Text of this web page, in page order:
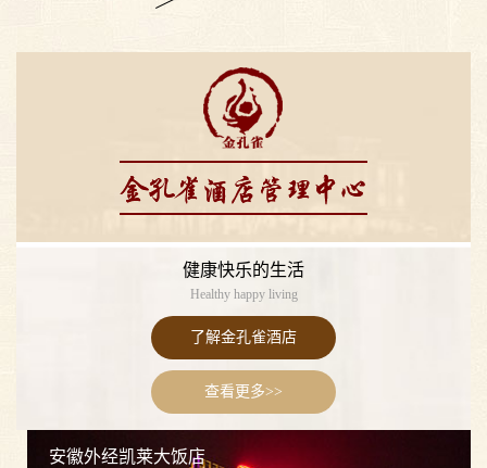
健康快乐的生活
Healthy happy living
了解金孔雀酒店
查看更多>>
安徽外经凯莱大饭店